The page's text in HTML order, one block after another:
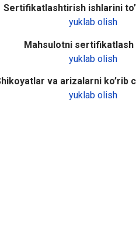
Sertifikatlashtirish ishlarini
yuklab olish
Mahsulotni
yuklab olish
va arizalarni ko’rib
yuklab olish